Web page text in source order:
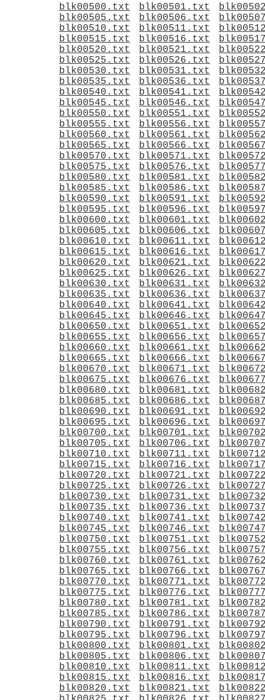
blk00500.txt
blk00501.txt
blk00505.txt
blk00506.txt
blk00510.txt
blk00511.txt
blk00515.txt
blk00516.txt
blk00520.txt
blk00521.txt
blk00525.txt
blk00526.txt
blk00530.txt
blk00531.txt
blk00535.txt
blk00536.txt
blk00540.txt
blk00541.txt
blk00545.txt
blk00546.txt
blk00550.txt
blk00551.txt
blk00555.txt
blk00556.txt
blk00560.txt
blk00561.txt
blk00565.txt
blk00566.txt
blk00570.txt
blk00571.txt
blk00575.txt
blk00576.txt
blk00580.txt
blk00581.txt
blk00585.txt
blk00586.txt
blk00590.txt
blk00591.txt
blk00595.txt
blk00596.txt
blk00600.txt
blk00601.txt
blk00605.txt
blk00606.txt
blk00610.txt
blk00611.txt
blk00615.txt
blk00616.txt
blk00620.txt
blk00621.txt
blk00625.txt
blk00626.txt
blk00630.txt
blk00631.txt
blk00635.txt
blk00636.txt
blk00640.txt
blk00641.txt
blk00645.txt
blk00646.txt
blk00650.txt
blk00651.txt
blk00655.txt
blk00656.txt
blk00660.txt
blk00661.txt
blk00665.txt
blk00666.txt
blk00670.txt
blk00671.txt
blk00675.txt
blk00676.txt
blk00680.txt
blk00681.txt
blk00685.txt
blk00686.txt
blk00690.txt
blk00691.txt
blk00695.txt
blk00696.txt
blk00700.txt
blk00701.txt
blk00705.txt
blk00706.txt
blk00710.txt
blk00711.txt
blk00715.txt
blk00716.txt
blk00720.txt
blk00721.txt
blk00725.txt
blk00726.txt
blk00730.txt
blk00731.txt
blk00735.txt
blk00736.txt
blk00740.txt
blk00741.txt
blk00745.txt
blk00746.txt
blk00750.txt
blk00751.txt
blk00755.txt
blk00756.txt
blk00760.txt
blk00761.txt
blk00765.txt
blk00766.txt
blk00770.txt
blk00771.txt
blk00775.txt
blk00776.txt
blk00780.txt
blk00781.txt
blk00785.txt
blk00786.txt
blk00790.txt
blk00791.txt
blk00795.txt
blk00796.txt
blk00800.txt
blk00801.txt
blk00805.txt
blk00806.txt
blk00810.txt
blk00811.txt
blk00815.txt
blk00816.txt
blk00820.txt
blk00821.txt